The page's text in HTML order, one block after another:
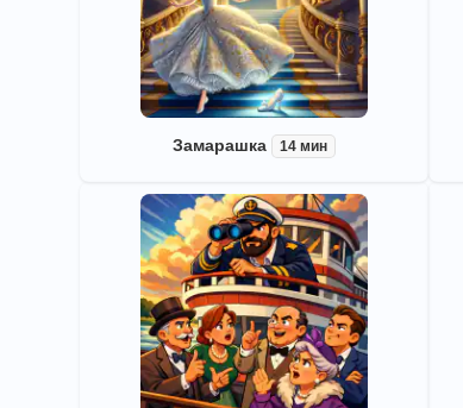
Замарашка 14 мин